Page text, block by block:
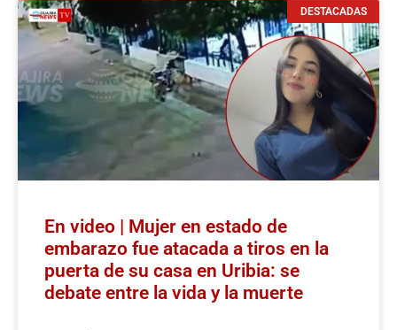
DESTACADAS
En video | Mujer en estado de
embarazo fue atacada a tiros en la
puerta de su casa en Uribia: se
debate entre la vida y la muerte